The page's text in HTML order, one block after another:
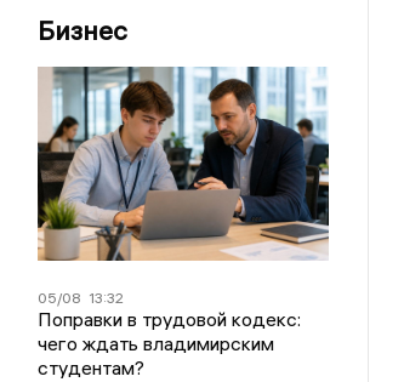
Бизнес
05/08 13:32
Поправки в трудовой кодекс:
чего ждать владимирским
студентам?